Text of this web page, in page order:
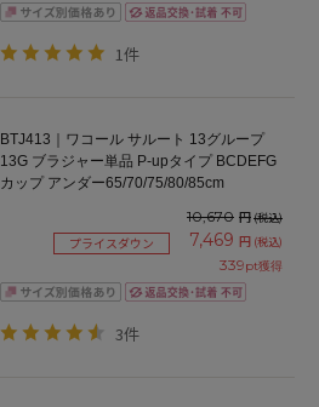
1件
BTJ413｜ワコール サルート 13グループ
13G ブラジャー単品 P-upタイプ BCDEFG
カップ アンダー65/70/75/80/85cm
10,670 円(税込)
プライスダウン 7,469 円 (税込)
339pt獲得
3件